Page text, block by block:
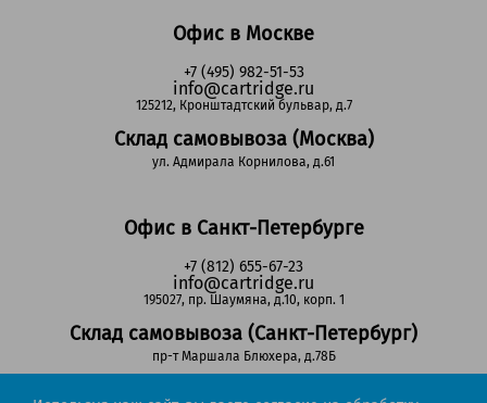
Офис в Москве
+7 (495) 982-51-53
info@cartridge.ru
125212, Кронштадтский бульвар, д.7
Склад самовывоза (Москва)
ул. Адмирала Корнилова, д.61
Офис в Санкт-Петербурге
+7 (812) 655-67-23
info@cartridge.ru
195027, пр. Шаумяна, д.10, корп. 1
Склад самовывоза (Санкт-Петербург)
пр-т Маршала Блюхера, д.78Б